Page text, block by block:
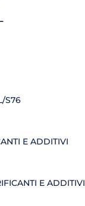
S76
E ADDITIVI
E ADDITIVI